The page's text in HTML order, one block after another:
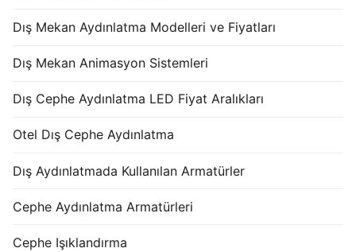
Dış Mekan Aydınlatma Modelleri ve Fiyatları
Dış Mekan Animasyon Sistemleri
Dış Cephe Aydınlatma LED Fiyat Aralıkları
Otel Dış Cephe Aydınlatma
Dış Aydınlatmada Kullanılan Armatürler
Cephe Aydınlatma Armatürleri
Cephe Işıklandırma